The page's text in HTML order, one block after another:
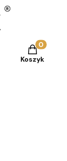
Produkty
Koszyk